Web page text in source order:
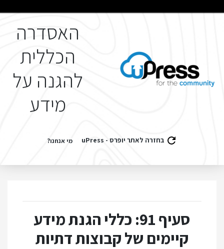
האסדרה
הכללית
להגנה על
מידע
בחזרה לאתר יופרס - uPress מי אנחנו?
סעיף 91: כללי הגנת מידע
קיימים של קבוצות דתיות